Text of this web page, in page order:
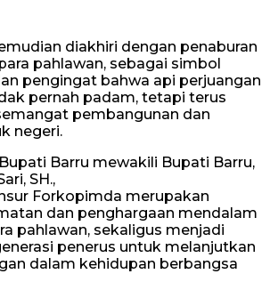
diakhiri dengan penaburan
pahlawan, sebagai simbol
pengingat bahwa api perjuangan
pernah padam, tetapi terus
pembangunan dan
negeri.
Barru mewakili Bupati Barru,
SH.,
Forkopimda merupakan
dan penghargaan mendalam
pahlawan, sekaligus menjadi
penerus untuk melanjutkan
dalam kehidupan berbangsa